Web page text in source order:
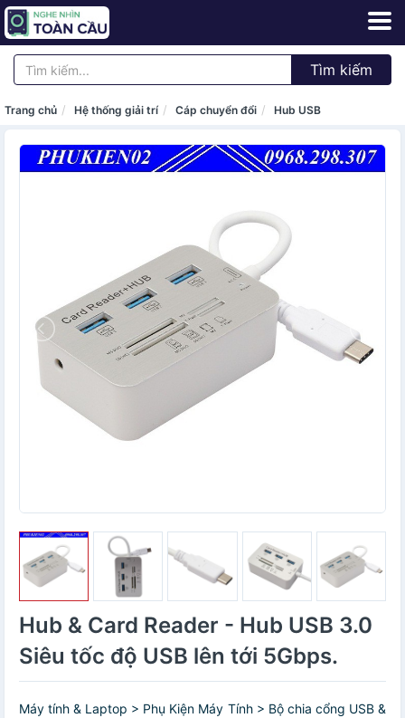
Tìm kiếm
Trang chủ Hệ thống giải trí Cáp chuyển đổi Hub USB
Hub & Card Reader - Hub USB 3.0
Siêu tốc độ USB lên tới 5Gbps.
Máy tính & Laptop > Phụ Kiện Máy Tính > Bộ chia cổng USB &